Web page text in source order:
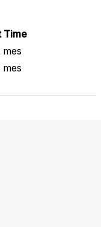
Time
mes
mes